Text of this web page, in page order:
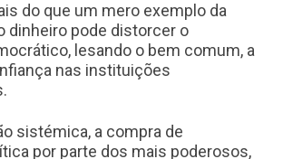
do que um mero exemplo da
dinheiro pode distorcer o
lesando o bem comum, a
nas instituições
sistémica, a compra de
por parte dos mais poderosos,